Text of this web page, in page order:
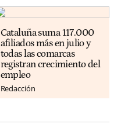
Cataluña suma 117.000
afiliados más en julio y
todas las comarcas
registran crecimiento del
empleo
Redacción